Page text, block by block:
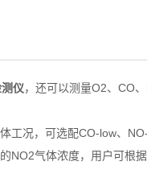
仪，还可以测量O2、 CO、
工况，可选配CO-low、
NO2气体浓度，用户可根